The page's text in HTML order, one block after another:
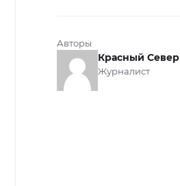
Авторы
Красный Север
Журналист